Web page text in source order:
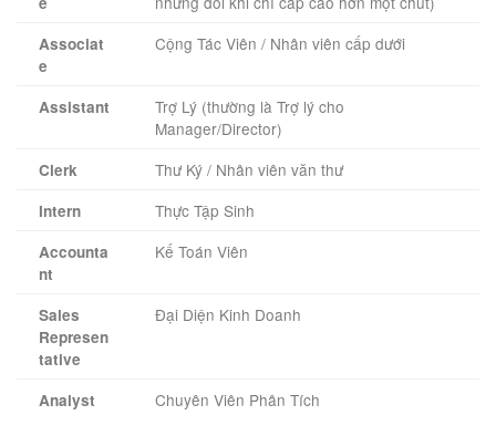
Associat
e
Cộng Tác Viên / Nhân viên cấp dưới
Assistant
Trợ Lý (thường là Trợ lý cho
Manager/Director)
Clerk Thư Ký / Nhân viên văn thư
Intern Thực Tập Sinh
Accounta
nt
Kế Toán Viên
Sales
Represen
tative
Đại Diện Kinh Doanh
Analyst Chuyên Viên Phân Tích